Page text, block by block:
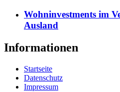
Wohninvestments im
Ausland
Informationen
Startseite
Datenschutz
Impressum